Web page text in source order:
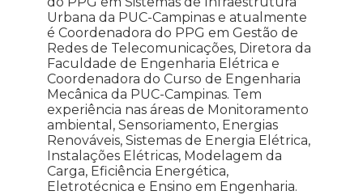
Urbana da PUC-Campinas e atualmente
é Coordenadora do PPG em Gestão de
Redes de Telecomunicações, Diretora da
Faculdade de Engenharia Elétrica e
Coordenadora do Curso de Engenharia
Mecânica da PUC-Campinas. Tem
experiência nas áreas de Monitoramento
ambiental, Sensoriamento, Energias
Renováveis, Sistemas de Energia Elétrica,
Instalações Elétricas, Modelagem da
Carga, Eficiência Energética,
Eletrotécnica e Ensino em Engenharia.